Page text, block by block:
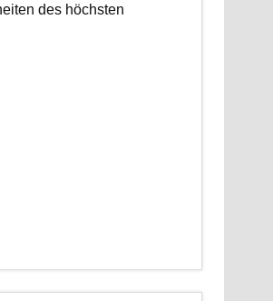
des höchsten